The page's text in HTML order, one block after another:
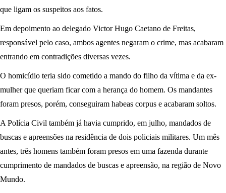
que ligam os suspeitos aos fatos.
Em depoimento ao delegado Victor Hugo Caetano de Freitas,
responsável pelo caso, ambos agentes negaram o crime, mas acabaram
entrando em contradições diversas vezes.
O homicídio teria sido cometido a mando do filho da vítima e da ex-
mulher que queriam ficar com a herança do homem. Os mandantes
foram presos, porém, conseguiram habeas corpus e acabaram soltos.
A Polícia Civil também já havia cumprido, em julho, mandados de
buscas e apreensões na residência de dois policiais militares. Um mês
antes, três homens também foram presos em uma fazenda durante
cumprimento de mandados de buscas e apreensão, na região de Novo
Mundo.